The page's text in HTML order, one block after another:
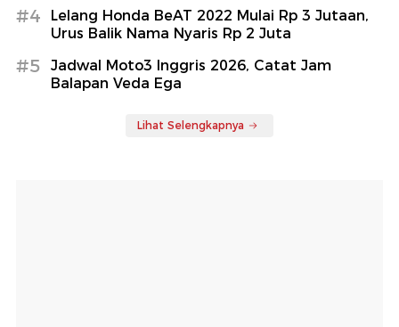
#4
Lelang Honda BeAT 2022 Mulai Rp 3 Jutaan,
Urus Balik Nama Nyaris Rp 2 Juta
#5
Jadwal Moto3 Inggris 2026, Catat Jam
Balapan Veda Ega
Lihat Selengkapnya